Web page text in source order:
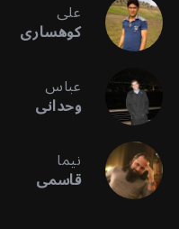
علی
کوهساری
عباس
وحدانی
نیما
قاسمی